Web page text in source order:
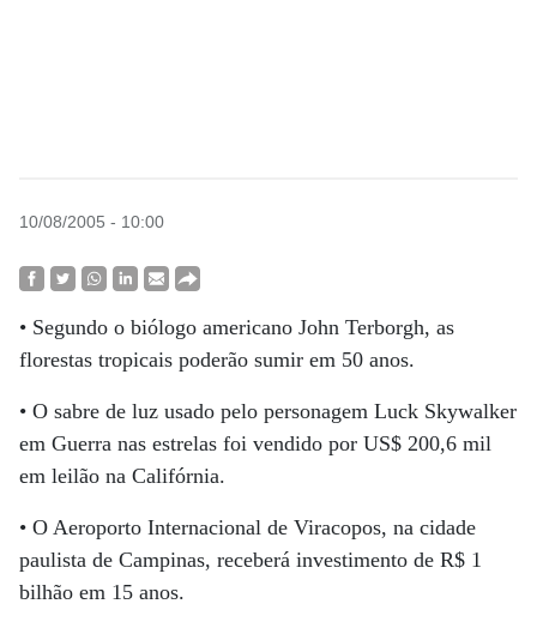
10/08/2005 - 10:00
• Segundo o biólogo americano John Terborgh, as
florestas tropicais poderão sumir em 50 anos.
• O sabre de luz usado pelo personagem Luck Skywalker
em Guerra nas estrelas foi vendido por US$ 200,6 mil
em leilão na Califórnia.
• O Aeroporto Internacional de Viracopos, na cidade
paulista de Campinas, receberá investimento de R$ 1
bilhão em 15 anos.